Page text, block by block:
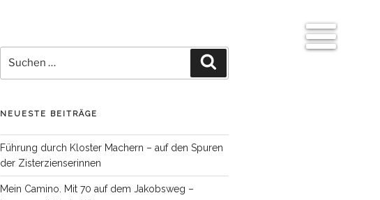
nach:
NEUESTE BEITRÄGE
Führung durch Kloster Machern – auf den Spuren
der Zisterzienserinnen
Mein Camino. Mit 70 auf dem Jakobsweg –